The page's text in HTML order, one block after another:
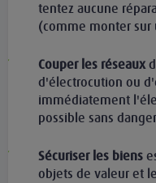
tentez aucune
(comme monter sur
Couper les réseaux
d'électrocution ou
immédiatement
possible sans
Sécuriser les biens
objets de valeur et